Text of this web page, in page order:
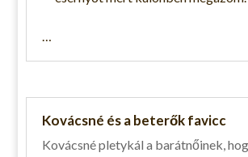
…
Kovácsné és a beterők favicc
Kovácsné pletykál a barátnőinek,